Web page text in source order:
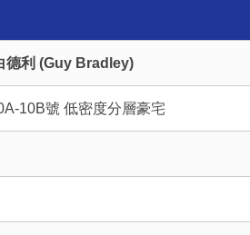
德利 (Guy Bradley)
10B號 低密度分層豪宅